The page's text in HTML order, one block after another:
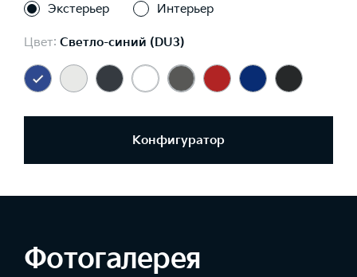
Экстерьер Интерьер
Цвет: Светло-синий (DU3)
Конфигуратор
Фотогалерея